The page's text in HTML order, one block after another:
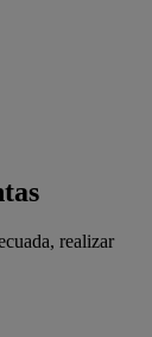
realizar